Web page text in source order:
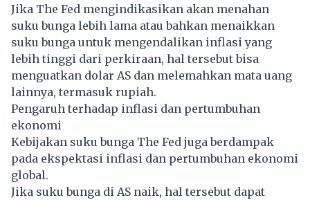
Jika The Fed mengindikasikan akan menahan
suku bunga lebih lama atau bahkan menaikkan
suku bunga untuk mengendalikan inflasi yang
lebih tinggi dari perkiraan, hal tersebut bisa
menguatkan dolar AS dan melemahkan mata uang
lainnya, termasuk rupiah.
Pengaruh terhadap inflasi dan pertumbuhan
ekonomi
Kebijakan suku bunga The Fed juga berdampak
pada ekspektasi inflasi dan pertumbuhan ekonomi
global.
Jika suku bunga di AS naik, hal tersebut dapat